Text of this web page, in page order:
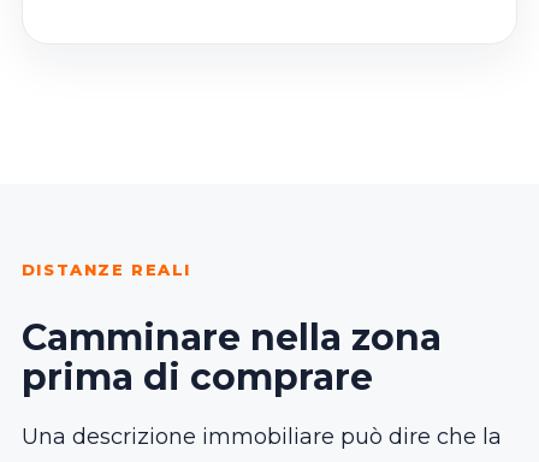
DISTANZE REALI
Camminare nella zona
prima di comprare
Una descrizione immobiliare può dire che la